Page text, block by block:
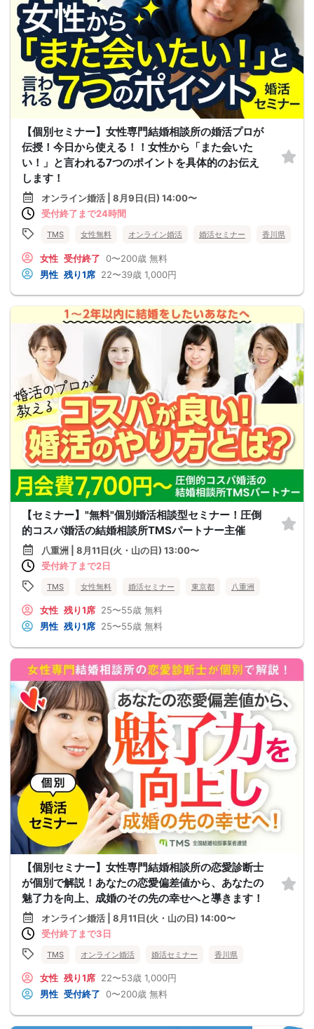
【個別セミナー】女性専門結婚相談所の婚活プロが
伝授！今日から使える！！女性から「また会いた
い！」と言われる7つのポイントを具体的のお伝え
します！
オンライン婚活 | 8月9日(日) 14:00〜
受付終了まで24時間
TMS 女性無料 オンライン婚活 婚活セミナー 香川県
女性 受付終了 0〜200歳 無料
男性 残り1席 22〜39歳 1,000円
【セミナー】"無料"個別婚活相談型セミナー！圧倒
的コスパ婚活の結婚相談所TMSパートナー主催
八重洲 | 8月11日(火・山の日) 13:00〜
受付終了まで2日
TMS 女性無料 婚活セミナー 東京都 八重洲
女性 残り1席 25〜55歳 無料
男性 残り1席 25〜55歳 無料
【個別セミナー】女性専門結婚相談所の恋愛診断士
が個別で解説！あなたの恋愛偏差値から、あなたの
魅了力を向上、成婚のその先の幸せへと導きます！
オンライン婚活 | 8月11日(火・山の日) 14:00〜
受付終了まで3日
TMS オンライン婚活 婚活セミナー 香川県
女性 残り1席 22〜53歳 1,000円
男性 受付終了 0〜200歳 無料